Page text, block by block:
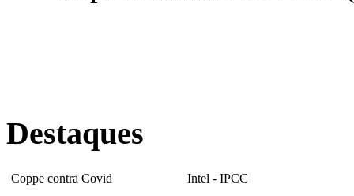
Destaques
Coppe contra Covid Intel - IPCC